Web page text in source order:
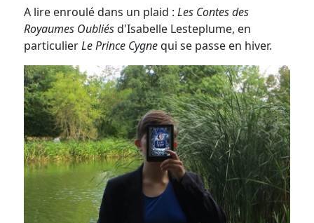
A lire enroulé dans un plaid :Les Contes des
Royaumes Oubliésd'Isabelle Lesteplume, en
particulierLe Prince Cygnequi se passe en hiver.